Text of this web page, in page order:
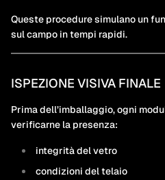
Queste procedure simulano un
sul campo in tempi rapidi.
ISPEZIONE VISIVA FINALE
Prima dell’imballaggio, ogni
verificarne la presenza:
integrità del vetro
condizioni del telaio